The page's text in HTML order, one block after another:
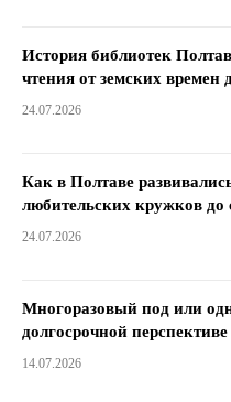
История библиотек
чтения от земских времен
24.07.2026
Как в Полтаве
любительских кружков до
24.07.2026
Многоразовый под или
долгосрочной перспективе
14.07.2026